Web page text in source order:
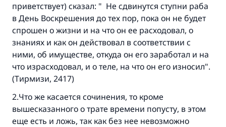
приветствует) сказал: " Не сдвинутся ступни раба
в День Воскрешения до тех пор, пока он не будет
спрошен о жизни и на что он ее расходовал, о
знаниях и как он действовал в соответствии с
ними, об имуществе, откуда он его заработал и на
что израсходовал, и о теле, на что он его износил".
(Тирмизи, 2417)
2.Что же касается сочинения, то кроме
вышесказанного о трате времени попусту, в этом
еще есть и ложь, так как без нее невозможно
Ответ № 110845 помог сохранить
брак.